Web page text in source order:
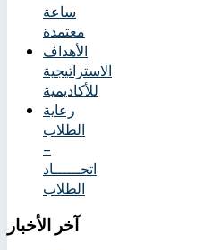
ساعة
معتمدة
الأهداف
الاستراتيجية
للأكاديمية
رعاية
الطلاب
–
اتحــــــاد
الطلاب
آخر
الأخبار